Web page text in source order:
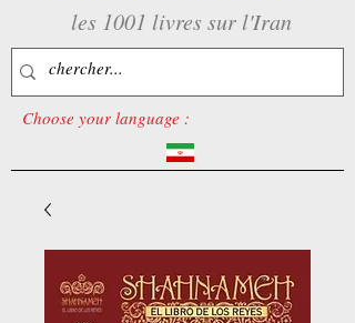
les 1001 livres sur l'Iran
Choose your language :